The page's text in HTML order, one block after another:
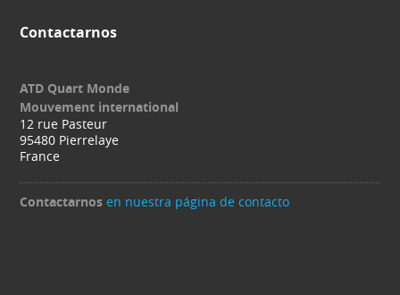
Contactarnos
ATD Quart Monde
Mouvement international
12 rue Pasteur
95480 Pierrelaye
France
Contactarnos en nuestra página de contacto